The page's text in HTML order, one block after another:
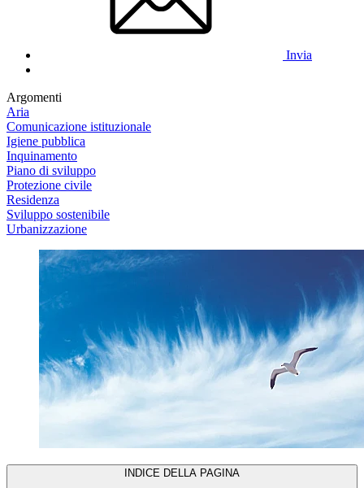
Invia
Argomenti
Aria
Comunicazione istituzionale
Igiene pubblica
Inquinamento
Piano di sviluppo
Protezione civile
Residenza
Sviluppo sostenibile
Urbanizzazione
INDICE DELLA PAGINA